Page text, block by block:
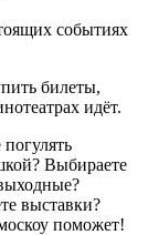
событиях
билеты,
идёт.
Выбираете
выставки?
поможет!